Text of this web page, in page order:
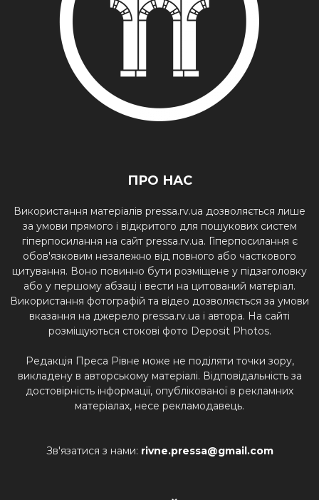
ПРО НАС
Використання матеріалів pressa.rv.ua дозволяється лише
за умови прямого і відкритого для пошукових систем
гіперпосилання на сайт pressa.rv.ua. Гіперпосилання є
обов'язковим незалежно від повного або часткового
цитування. Воно повинно бути розміщене у підзаголовку
або у першому абзаці і вести на цитований матеріал.
Використання фотографій та відео дозволяється за умови
вказання на джерело pressa.rv.ua і автора. На сайті
розміщуються стокові фото Deposit Photos.
Редакція Преса Рівне може не поділяти точки зору,
викладену в авторському матеріалі. Відповідальність за
достовірність інформації, опублікованої в рекламних
матеріалах, несе рекламодавець.
Зв'язатися з нами: rivne.pressa@gmail.com